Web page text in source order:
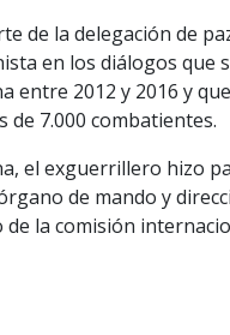
de la delegación de
en los diálogos que
entre 2012 y 2016 y
de 7.000 combatientes.
el exguerrillero hizo
de mando y
la comisión